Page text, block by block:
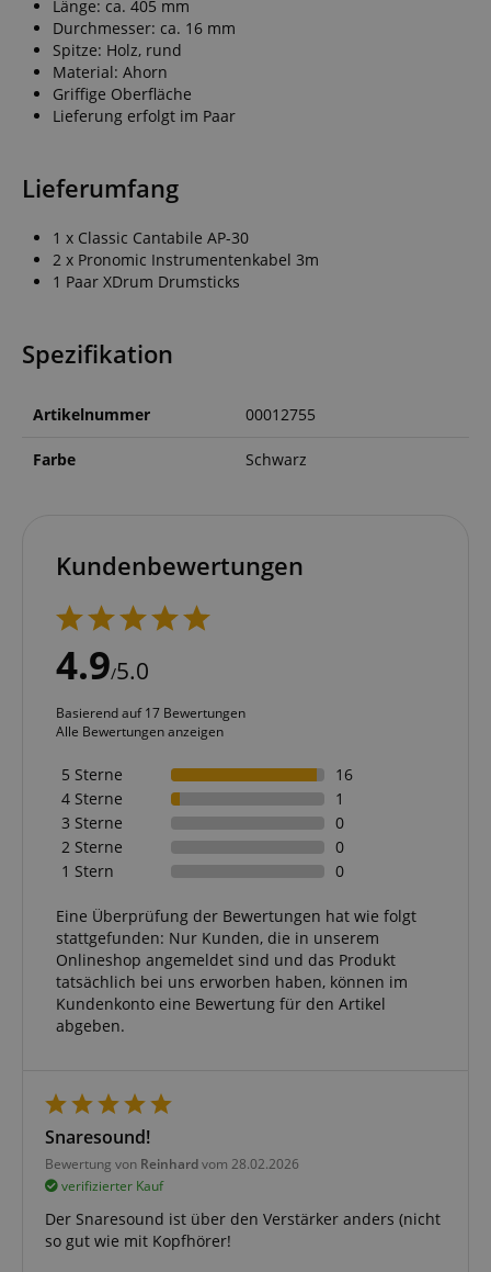
Länge: ca. 405 mm
Durchmesser: ca. 16 mm
Spitze: Holz, rund
Material: Ahorn
Griffige Oberfläche
Lieferung erfolgt im Paar
Lieferumfang
1 x Classic Cantabile AP-30
2 x Pronomic Instrumentenkabel 3m
1 Paar XDrum Drumsticks
Spezifikation
Artikelnummer 00012755
Farbe Schwarz
Kundenbewertungen
4.9/5.0
Basierend auf 17 Bewertungen
Alle Bewertungen anzeigen
5 Sterne
16
4 Sterne
1
3 Sterne
0
2 Sterne
0
1 Stern
0
Eine Überprüfung der Bewertungen hat wie folgt
stattgefunden: Nur Kunden, die in unserem
Onlineshop angemeldet sind und das Produkt
tatsächlich bei uns erworben haben, können im
Kundenkonto eine Bewertung für den Artikel
abgeben.
Snaresound!
Bewertung von Reinhardvom 28.02.2026
verifizierter Kauf
Der Snaresound ist über den Verstärker anders (nicht
so gut wie mit Kopfhörer!